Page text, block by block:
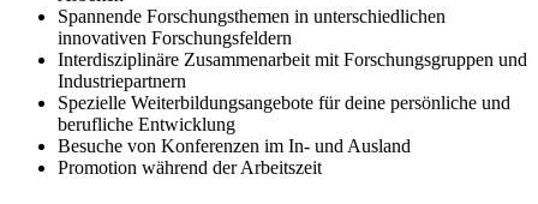
Spannende Forschungsthemen in unterschiedlichen
innovativen Forschungsfeldern
Interdisziplinäre Zusammenarbeit mit Forschungsgruppen und
Industriepartnern
Spezielle Weiterbildungsangebote für deine persönliche und
berufliche Entwicklung
Besuche von Konferenzen im In- und Ausland
Promotion während der Arbeitszeit